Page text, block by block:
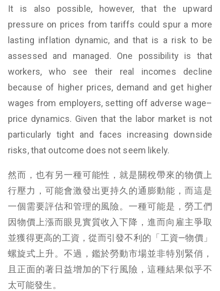
It is also possible, however, that the upward
pressure on prices from tariffs could spur a more
lasting inflation dynamic, and that is a risk to be
assessed and managed. One possibility is that
workers, who see their real incomes decline
because of higher prices, demand and get higher
wages from employers, setting off adverse wage–
price dynamics. Given that the labor market is not
particularly tight and faces increasing downside
risks, that outcome does not seem likely.
然而，也有另一種可能性，就是關稅帶來的物價上
行壓力，可能會激發出更持久的通膨動能，而這是
一個需要評估和管理的風險。一種可能是，勞工們
因物價上漲而眼見實質收入下降，進而向雇主爭取
並獲得更高的工資，從而引發不利的「工資—物價」
螺旋式上升。不過，鑑於勞動市場並非特別緊俏，
且正面的著日益增加的下行風險，這種結果似乎不
太可能發生。